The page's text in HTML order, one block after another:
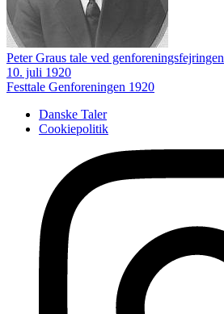
Peter Graus tale ved genforeningsfejringen
10. juli 1920
Festtale Genforeningen 1920
Danske Taler
Cookiepolitik